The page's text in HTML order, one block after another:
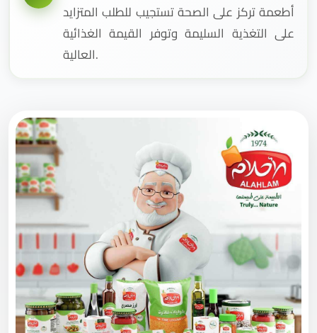
أطعمة تركز على الصحة تستجيب للطلب المتزايد
على التغذية السليمة وتوفر القيمة الغذائية
العالية.